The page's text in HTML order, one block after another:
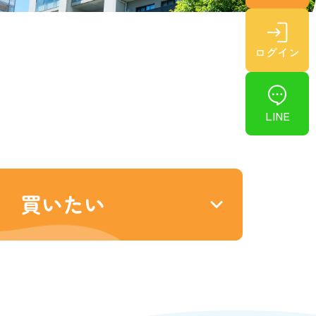
ログイン
LINE
買いたい